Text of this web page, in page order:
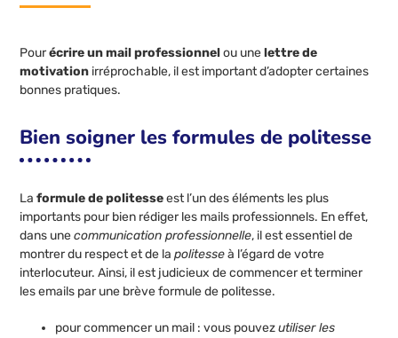
Pourécrire un mail professionnelou unelettre de
motivation irréprochable, il est important d’adopter certaines
bonnes pratiques.
Bien soigner les formules de politesse
Laformule de politesseest l’un des éléments les plus
importants pour bien rédiger les mails professionnels. En effet,
dans unecommunication professionnelle, il est essentiel de
montrer du respect et de lapolitesseà l’égard de votre
interlocuteur. Ainsi, il est judicieux de commencer et terminer
les emails par une brève formule de politesse.
pour commencer un mail : vous pouvezutiliser les